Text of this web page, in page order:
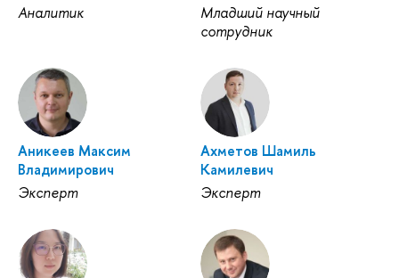
Аналитик
Младший научный
сотрудник
Аникеев Максим
Владимирович
Эксперт
Ахметов Шамиль
Камилевич
Эксперт